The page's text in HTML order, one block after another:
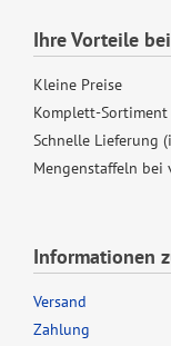
Ihre Vorteile
Kleine Preise
Komplett-Sortiment
Schnelle Lieferung
Mengenstaffeln bei
Informationen
Versand
Zahlung